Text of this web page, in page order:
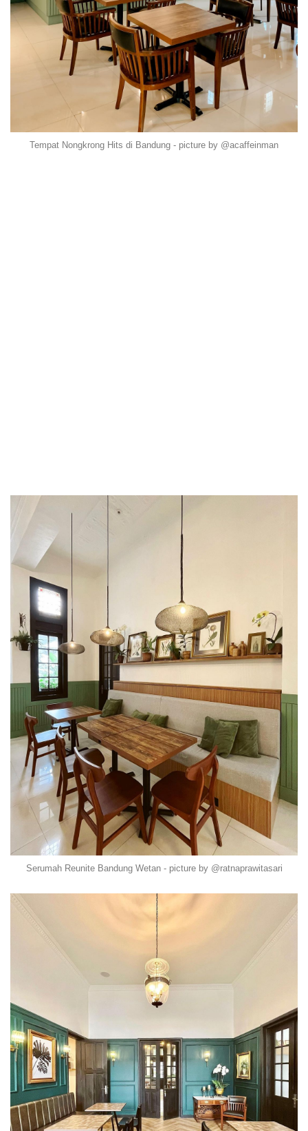
Tempat Nongkrong Hits di Bandung - picture by @acaffeinman
Serumah Reunite Bandung Wetan - picture by @ratnaprawitasari